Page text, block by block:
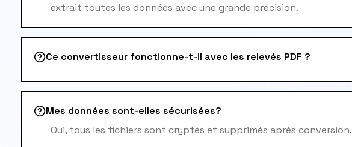
extrait toutes les données avec une grande précision.
Ce convertisseur fonctionne-t-il avec les relevés PDF ?
Mes données sont-elles sécurisées?
Oui, tous les fichiers sont cryptés et supprimés après conversion.